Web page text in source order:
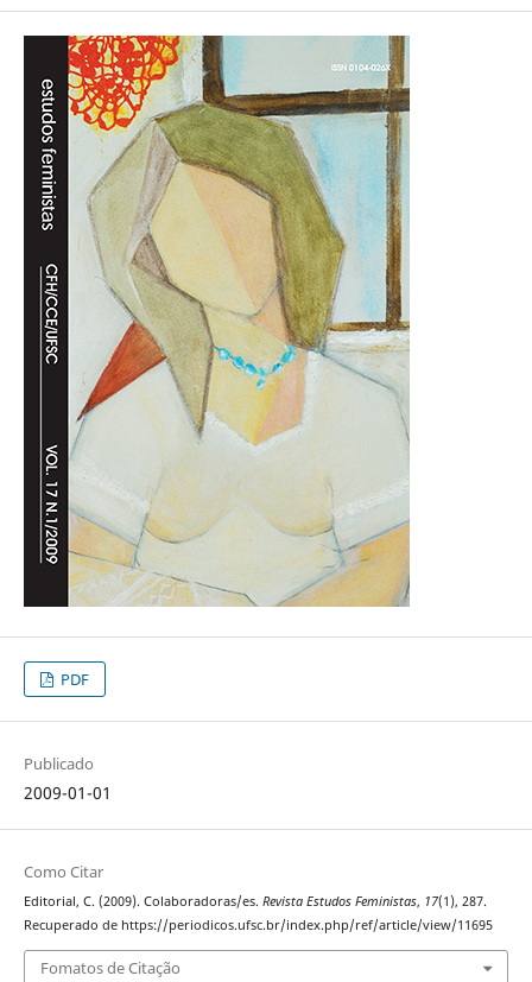
PDF
Publicado
2009-01-01
Como Citar
Editorial, C. (2009). Colaboradoras/es. Revista Estudos Feministas, 17(1), 287.
Recuperado de https://periodicos.ufsc.br/index.php/ref/article/view/11695
Fomatos de Citação